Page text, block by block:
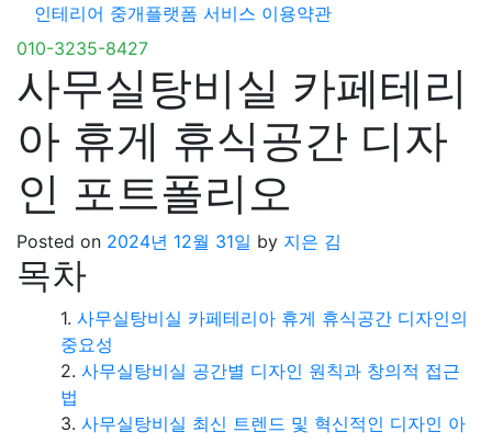
인테리어 중개플랫폼 서비스 이용약관
010-3235-8427
사무실탕비실 카페테리
아 휴게 휴식공간 디자
인 포트폴리오
Posted on 2024년 12월 31일 by 지은 김
목차
사무실탕비실 카페테리아 휴게 휴식공간 디자인의
중요성
사무실탕비실 공간별 디자인 원칙과 창의적 접근
법
사무실탕비실 최신 트렌드 및 혁신적인 디자인 아